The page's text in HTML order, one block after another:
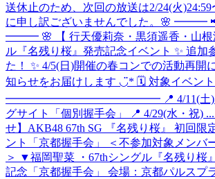
送休止のため、次回の放送は2/24(火
に申し訳ございませんでした。 🌸 ━━━
━━━ 🌸 【 行天優莉奈・黒須遥香・山根
ル『名残り桜』発売記念イベント ✨ 追加
た！ ✨ 4/5(日)開催の春コンでの活動再開
知らせをお届けします ◡̈* 🗓 対象イベン
━━━━━━━━━━━━━━ 📍 4/11(土)・
グサイト「個別握手会」 📍 4/29(水・祝) ...
せ】AKB48 67th SG 『名残り桜』 初回限
ント「京都握手会」 ＜不参加対象メンバ
＞ ▼福岡聖菜 ・67thシングル『名残り桜
記念「京都握手会」 会場：京都パルスプ